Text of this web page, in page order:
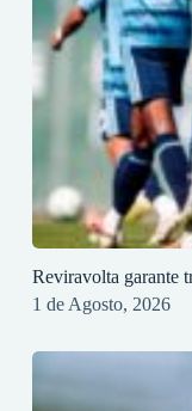
Reviravolta garante
1 de Agosto, 2026